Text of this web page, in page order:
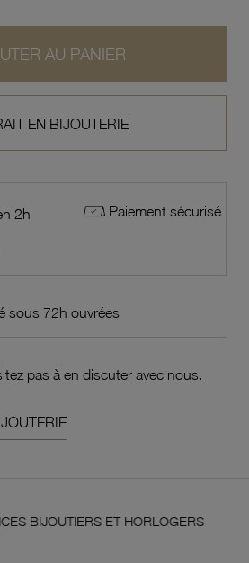
AU PANIER
EN BIJOUTERIE
2h Paiement sécurisé
sous 72h ouvrées
pas à en discuter avec nous.
ET HORLOGERS